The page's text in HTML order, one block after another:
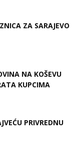
ZA SARAJEVO
NA KOŠEVU
KUPCIMA
PRIVREDNU